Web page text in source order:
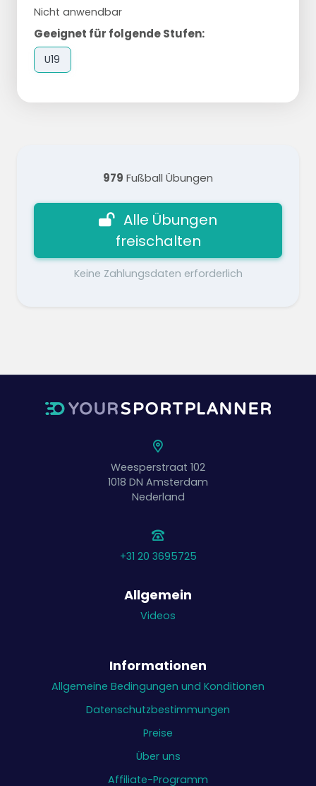
Nicht anwendbar
Geeignet für folgende Stufen:
U19
979 Fußball Übungen
Alle Übungen
freischalten
Keine Zahlungsdaten erforderlich
Weesperstraat 102
1018 DN Amsterdam
Nederland
+31 20 3695725
Allgemein
Videos
Informationen
Allgemeine Bedingungen und Konditionen
Datenschutzbestimmungen
Preise
Über uns
Affiliate-Programm